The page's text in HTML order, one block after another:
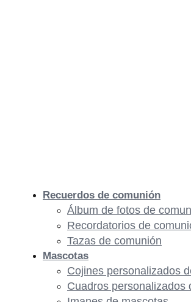
Recuerdos de comunión
Álbum de fotos de
Recordatorios de
Tazas de comunión
Mascotas
Cojines personalizados
Cuadros personalizados